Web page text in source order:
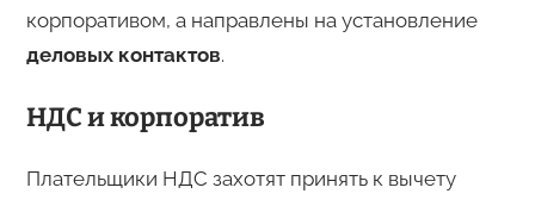
корпоративом, а направлены на установление
деловых контактов.
НДС и корпоратив
Плательщики НДС захотят принять к вычету